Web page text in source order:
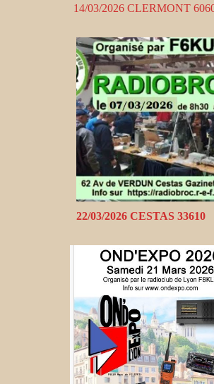
14/03/2026 CLERMONT
22/03/2026 CESTAS 33610